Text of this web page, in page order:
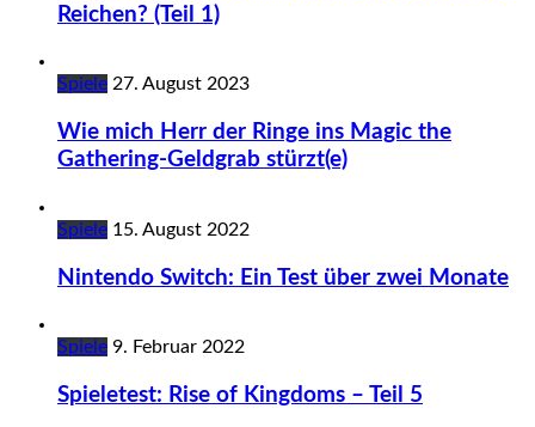
Reichen? (Teil 1)
Spiele 27. August 2023
Wie mich Herr der Ringe ins Magic the
Gathering-Geldgrab stürzt(e)
Spiele 15. August 2022
Nintendo Switch: Ein Test über zwei Monate
Spiele 9. Februar 2022
Spieletest: Rise of Kingdoms – Teil 5